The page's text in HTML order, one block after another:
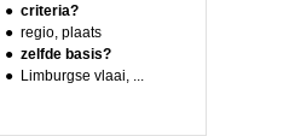
criteria?
regio, plaats
zelfde basis?
Limburgse vlaai, ...